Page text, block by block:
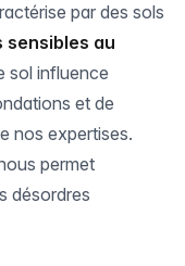
par des sols
sensibles au
sol influence
et de
nos expertises.
permet
désordres